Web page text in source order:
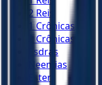
2 Reis
1 Crônicas
2 Crônicas
Esdras
Neemias
Ester